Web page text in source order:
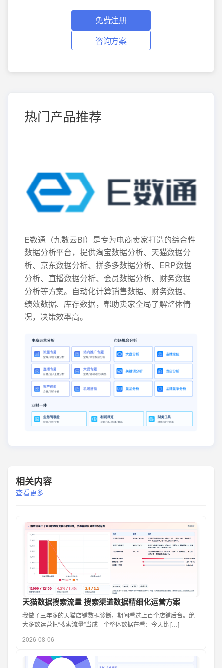
免费注册
咨询方案
热门产品推荐
E数通（九数云BI）是专为电商卖家打造的综合性
数据分析平台，提供淘宝数据分析、天猫数据分
析、京东数据分析、拼多多数据分析、ERP数据
分析、直播数据分析、会员数据分析、财务数据
分析等方案。自动化计算销售数据、财务数据、
绩效数据、库存数据，帮助卖家全局了解整体情
况，决策效率高。
相关内容
查看更多
天猫数据搜索流量 搜索渠道数据精细化运营方案
我做了三年多的天猫店铺数据诊断，期间看过上百个店铺后台。绝
大多数运营把“搜索流量”当成一个整体数据在看：今天比 […]
2026-08-06